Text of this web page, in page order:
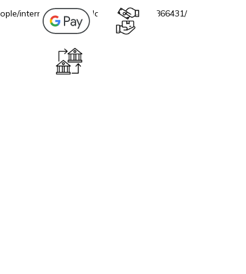
internetovazahradacz/100069706866431/